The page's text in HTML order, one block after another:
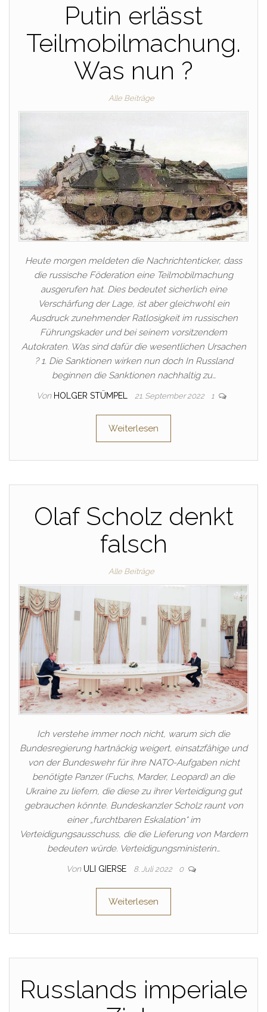
Putin erlässt
Teilmobilmachung.
Was nun ?
Alle Beiträge
Heute morgen meldeten die Nachrichtenticker, dass
die russische Föderation eine Teilmobilmachung
ausgerufen hat. Dies bedeutet sicherlich eine
Verschärfung der Lage, ist aber gleichwohl ein
Ausdruck zunehmender Ratlosigkeit im russischen
Führungskader und bei seinem vorsitzendem
Autokraten. Was sind dafür die wesentlichen Ursachen
? 1. Die Sanktionen wirken nun doch In Russland
beginnen die Sanktionen nachhaltig zu…
Von HOLGER STÜMPEL 21. September 2022 1
Weiterlesen
Olaf Scholz denkt
falsch
Alle Beiträge
Ich verstehe immer noch nicht, warum sich die
Bundesregierung hartnäckig weigert, einsatzfähige und
von der Bundeswehr für ihre NATO-Aufgaben nicht
benötigte Panzer (Fuchs, Marder, Leopard) an die
Ukraine zu liefern, die diese zu ihrer Verteidigung gut
gebrauchen könnte. Bundeskanzler Scholz raunt von
einer „furchtbaren Eskalation“ im
Verteidigungsausschuss, die die Lieferung von Mardern
bedeuten würde. Verteidigungsministerin…
Von ULI GIERSE 8. Juli 2022 0
Weiterlesen
Russlands imperiale